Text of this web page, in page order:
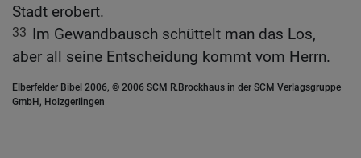
Stadt erobert.
33 Im Gewandbausch schüttelt man das Los,
aber all seine Entscheidung kommt vom Herrn.
Elberfelder Bibel 2006, © 2006 SCM R.Brockhaus in der SCM Verlagsgruppe
GmbH, Holzgerlingen